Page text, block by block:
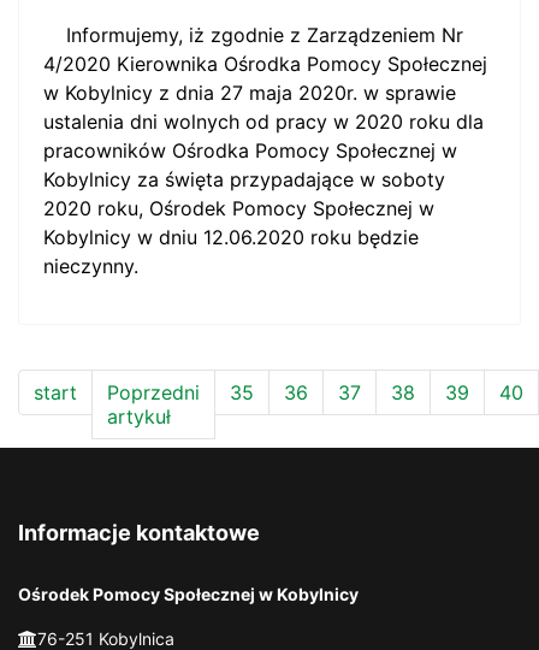
Informujemy, iż zgodnie z Zarządzeniem Nr
4/2020 Kierownika Ośrodka Pomocy Społecznej
w Kobylnicy z dnia 27 maja 2020r. w sprawie
ustalenia dni wolnych od pracy w 2020 roku dla
pracowników Ośrodka Pomocy Społecznej w
Kobylnicy za święta przypadające w soboty
2020 roku, Ośrodek Pomocy Społecznej w
Kobylnicy w dniu 12.06.2020 roku będzie
nieczynny.
start
Poprzedni
artykuł
35 36 37 38 39 40
Informacje kontaktowe
Ośrodek Pomocy Społecznej w Kobylnicy
76-251 Kobylnica